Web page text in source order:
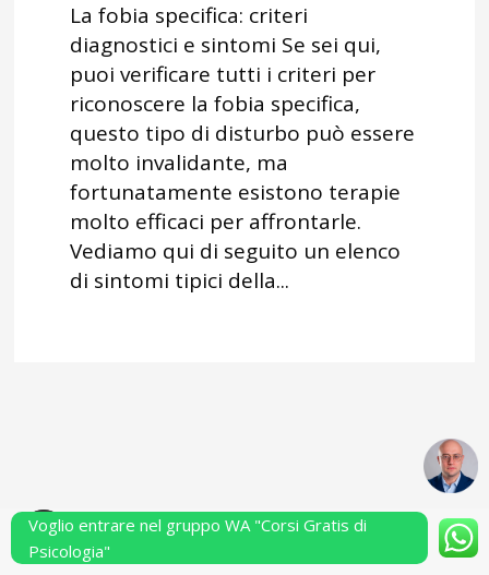
La fobia specifica: criteri
diagnostici e sintomi Se sei qui,
puoi verificare tutti i criteri per
riconoscere la fobia specifica,
questo tipo di disturbo può essere
molto invalidante, ma
fortunatamente esistono terapie
molto efficaci per affrontarle.
Vediamo qui di seguito un elenco
di sintomi tipici della...
Powered by Performarsi S.a.s.
Voglio entrare nel gruppo WA "Corsi Gratis di
Psicologia"